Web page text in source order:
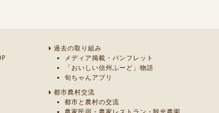
過去の取り組み
メディア掲載・パンフレット
「おいしい信州ふーど」物語
旬ちゃんアプリ
都市農村交流
都市と農村の交流